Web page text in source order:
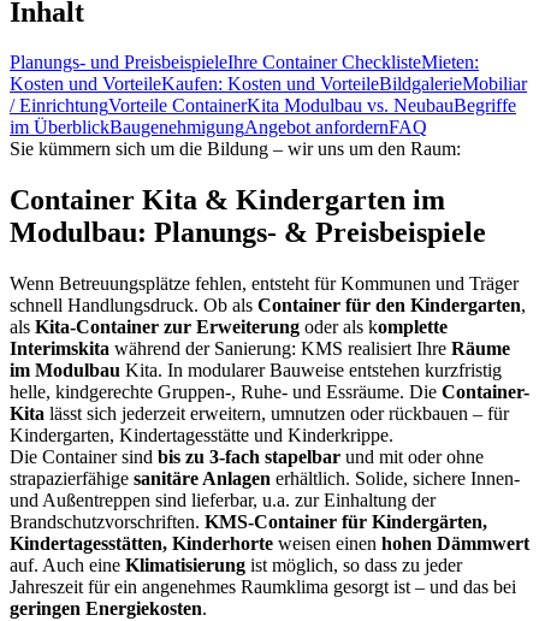
Inhalt
Planungs- und PreisbeispieleIhre Container ChecklisteMieten:
Kosten und VorteileKaufen: Kosten und VorteileBildgalerieMobiliar
/ EinrichtungVorteile ContainerKita Modulbau vs. NeubauBegriffe
im ÜberblickBaugenehmigungAngebot anfordernFAQ
Sie kümmern sich um die Bildung – wir uns um den Raum:
Container Kita & Kindergarten im
Modulbau: Planungs- & Preisbeispiele
Wenn Betreuungsplätze fehlen, entsteht für Kommunen und Träger
schnell Handlungsdruck. Ob als Container für den Kindergarten,
als Kita-Container zur Erweiterung oder als komplette
Interimskita während der Sanierung: KMS realisiert Ihre Räume
im Modulbau Kita. In modularer Bauweise entstehen kurzfristig
helle, kindgerechte Gruppen-, Ruhe- und Essräume. Die Container-
Kita lässt sich jederzeit erweitern, umnutzen oder rückbauen – für
Kindergarten, Kindertagesstätte und Kinderkrippe.
Die Container sind bis zu 3-fach stapelbar und mit oder ohne
strapazierfähige sanitäre Anlagen erhältlich. Solide, sichere Innen-
und Außentreppen sind lieferbar, u.a. zur Einhaltung der
Brandschutzvorschriften. KMS-Container für Kindergärten,
Kindertagesstätten, Kinderhorte weisen einen hohen Dämmwert
auf. Auch eine Klimatisierung ist möglich, so dass zu jeder
Jahreszeit für ein angenehmes Raumklima gesorgt ist – und das bei
geringen Energiekosten.